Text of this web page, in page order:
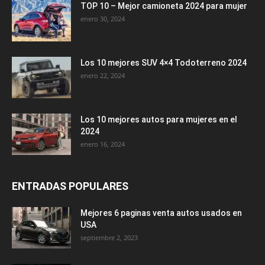
TOP 10 – Mejor camioneta 2024 para mujer
enero 30, 2024
Los 10 mejores SUV 4×4 Todoterreno 2024
enero 22, 2024
Los 10 mejores autos para mujeres en el
2024
enero 16, 2024
ENTRADAS POPULARES
Mejores 6 paginas venta autos usados en
USA
septiembre 2, 2023